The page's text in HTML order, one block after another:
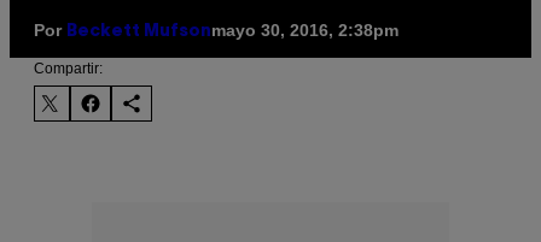
Por Beckett Mufsonmayo 30, 2016, 2:38pm
Compartir: